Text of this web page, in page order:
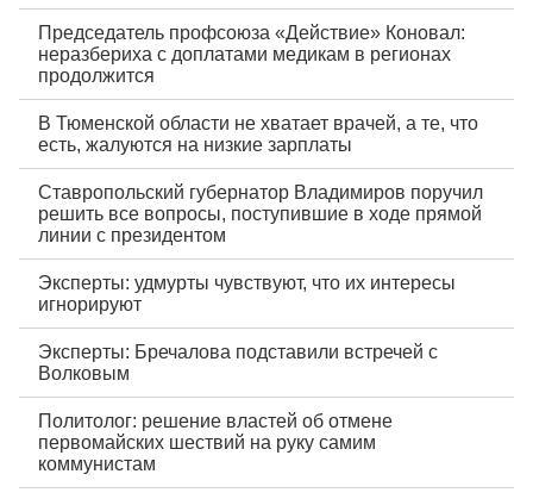
Председатель профсоюза «Действие» Коновал:
неразбериха с доплатами медикам в регионах
продолжится
В Тюменской области не хватает врачей, а те, что
есть, жалуются на низкие зарплаты
Ставропольский губернатор Владимиров поручил
решить все вопросы, поступившие в ходе прямой
линии с президентом
Эксперты: удмурты чувствуют, что их интересы
игнорируют
Эксперты: Бречалова подставили встречей с
Волковым
Политолог: решение властей об отмене
первомайских шествий на руку самим
коммунистам